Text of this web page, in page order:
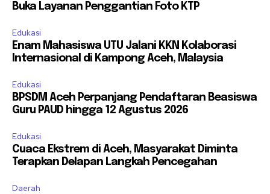
Buka Layanan Penggantian Foto KTP
Edukasi
Enam Mahasiswa UTU Jalani KKN Kolaborasi
Internasional di Kampong Aceh, Malaysia
Edukasi
BPSDM Aceh Perpanjang Pendaftaran Beasiswa
Guru PAUD hingga 12 Agustus 2026
Edukasi
Cuaca Ekstrem di Aceh, Masyarakat Diminta
Terapkan Delapan Langkah Pencegahan
Daerah